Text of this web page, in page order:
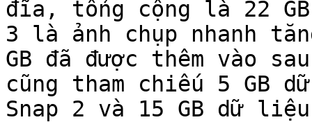
đĩa, tổng cộng là 22
3 là ảnh chụp nhanh
GB đã được thêm vào
cũng tham chiếu 5 GB
Snap 2 và 15 GB dữ